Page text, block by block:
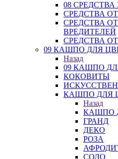
08
СРЕДСТВА
СРЕДСТВА
ВРЕДИТЕЛЕЙ
СРЕДСТВА
09 КАШПО ДЛЯ
Назад
09 КАШПО
КОКОВИТЫ
КАШПО ДЛЯ
Назад
КАШПО
ГРАНД
ДЕКО
РОЗА
СОЛО